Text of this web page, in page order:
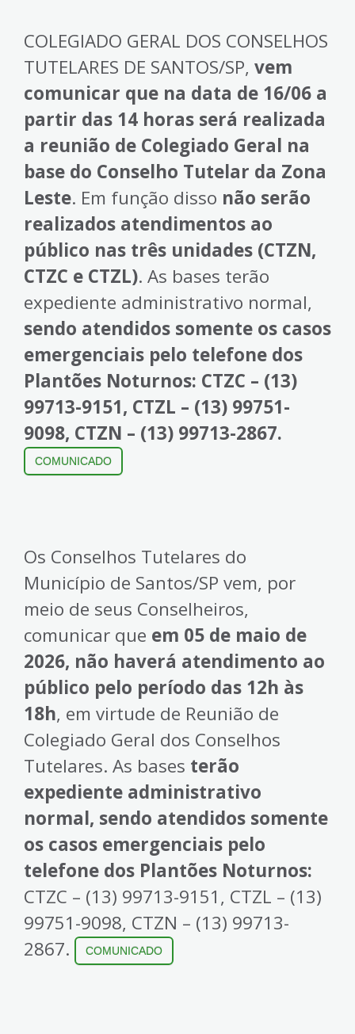
COLEGIADO GERAL DOS CONSELHOS
TUTELARES DE SANTOS/SP, vem
comunicar que na data de 16/06 a
partir das 14 horas será realizada
a reunião de Colegiado Geral na
base do Conselho Tutelar da Zona
Leste. Em função disso não serão
realizados atendimentos ao
público nas três unidades (CTZN,
CTZC e CTZL). As bases terão
expediente administrativo normal,
sendo atendidos somente os casos
emergenciais pelo telefone dos
Plantões Noturnos: CTZC – (13)
99713-9151, CTZL – (13) 99751-
9098, CTZN – (13) 99713-2867.
COMUNICADO
Os Conselhos Tutelares do
Município de Santos/SP vem, por
meio de seus Conselheiros,
comunicar que em 05 de maio de
2026, não haverá atendimento ao
público pelo período das 12h às
18h, em virtude de Reunião de
Colegiado Geral dos Conselhos
Tutelares. As bases terão
expediente administrativo
normal, sendo atendidos somente
os casos emergenciais pelo
telefone dos Plantões Noturnos:
CTZC – (13) 99713-9151, CTZL – (13)
99751-9098, CTZN – (13) 99713-
2867.
COMUNICADO